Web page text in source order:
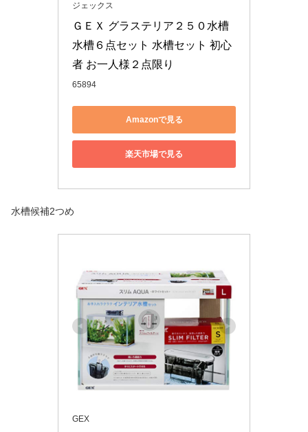
ジェックス
ＧＥＸ グラステリア２５０水槽
水槽６点セット 水槽セット 初心
者 お一人様２点限り
65894
Amazonで見る
楽天市場で見る
水槽候補2つめ
GEX